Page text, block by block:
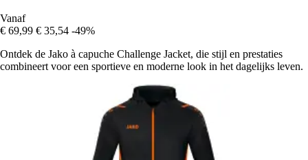
Vanaf
€ 69,99 € 35,54 -49%
Ontdek de Jako à capuche Challenge Jacket, die stijl en prestaties
combineert voor een sportieve en moderne look in het dagelijks leven.